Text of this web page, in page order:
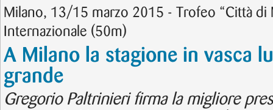
Milano, 13/15 marzo 2015 - Trofeo “Città di
Internazionale (50m)
A Milano la stagione in vasca
grande
Gregorio Paltrinieri firma la migliore